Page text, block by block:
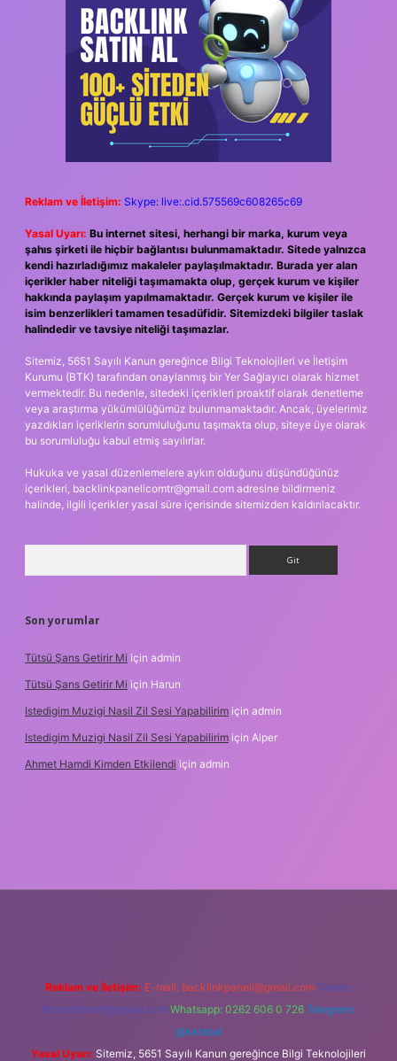
Reklam ve İletişim: Skype: live:.cid.575569c608265c69
Yasal Uyarı: Bu internet sitesi, herhangi bir marka, kurum veya
şahıs şirketi ile hiçbir bağlantısı bulunmamaktadır. Sitede yalnızca
kendi hazırladığımız makaleler paylaşılmaktadır. Burada yer alan
içerikler haber niteliği taşımamakta olup, gerçek kurum ve kişiler
hakkında paylaşım yapılmamaktadır. Gerçek kurum ve kişiler ile
isim benzerlikleri tamamen tesadüfidir. Sitemizdeki bilgiler taslak
halindedir ve tavsiye niteliği taşımazlar.
Sitemiz, 5651 Sayılı Kanun gereğince Bilgi Teknolojileri ve İletişim
Kurumu (BTK) tarafından onaylanmış bir Yer Sağlayıcı olarak hizmet
vermektedir. Bu nedenle, sitedeki içerikleri proaktif olarak denetleme
veya araştırma yükümlülüğümüz bulunmamaktadır. Ancak, üyelerimiz
yazdıkları içeriklerin sorumluluğunu taşımakta olup, siteye üye olarak
bu sorumluluğu kabul etmiş sayılırlar.
Hukuka ve yasal düzenlemelere aykırı olduğunu düşündüğünüz
içerikleri, backlinkpanelicomtr@gmail.com adresine bildirmeniz
halinde, ilgili içerikler yasal süre içerisinde sitemizden kaldırılacaktır.
Son yorumlar
Tütsü Şans Getirir Mi için admin
Tütsü Şans Getirir Mi için Harun
Istedigim Muzigi Nasil Zil Sesi Yapabilirim için admin
Istedigim Muzigi Nasil Zil Sesi Yapabilirim için Alper
Ahmet Hamdi Kimden Etkilendi için admin
Reklam ve İletişim: E-mail: backlinkpaneli@gmail.com Teams:
forumhizmeti@gmail.com Whatsapp: 0262 606 0 726 Telegram:
@karabul
Yasal Uyarı: Sitemiz, 5651 Sayılı Kanun gereğince Bilgi Teknolojileri